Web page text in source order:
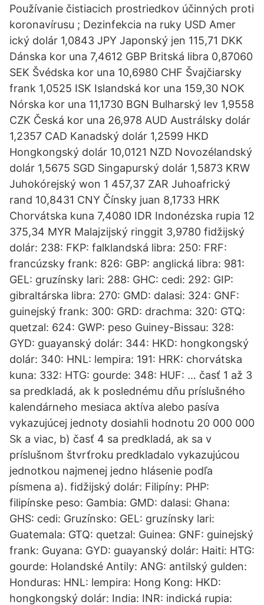
Používanie čistiacich prostriedkov účinných proti
koronavírusu ; Dezinfekcia na ruky USD Amer
ický dolár 1,0843 JPY Japonský jen 115,71 DKK
Dánska kor una 7,4612 GBP Britská libra 0,87060
SEK Švédska kor una 10,6980 CHF Švajčiarsky
frank 1,0525 ISK Islandská kor una 159,30 NOK
Nórska kor una 11,1730 BGN Bulharský lev 1,9558
CZK Česká kor una 26,978 AUD Austrálsky dolár
1,2357 CAD Kanadský dolár 1,2599 HKD
Hongkongský dolár 10,0121 NZD Novozélandský
dolár 1,5675 SGD Singapurský dolár 1,5873 KRW
Juhokórejský won 1 457,37 ZAR Juhoafrický
rand 10,8431 CNY Čínsky juan 8,1733 HRK
Chorvátska kuna 7,4080 IDR Indonézska rupia 12
375,34 MYR Malajzijský ringgit 3,9780 fidžijský
dolár: 238: FKP: falklandská libra: 250: FRF:
francúzsky frank: 826: GBP: anglická libra: 981:
GEL: gruzínsky lari: 288: GHC: cedi: 292: GIP:
gibraltárska libra: 270: GMD: dalasi: 324: GNF:
guinejský frank: 300: GRD: drachma: 320: GTQ:
quetzal: 624: GWP: peso Guiney-Bissau: 328:
GYD: guayanský dolár: 344: HKD: hongkongský
dolár: 340: HNL: lempira: 191: HRK: chorvátska
kuna: 332: HTG: gourde: 348: HUF: … časť 1 až 3
sa predkladá, ak k poslednému dňu príslušného
kalendárneho mesiaca aktíva alebo pasíva
vykazujúcej jednoty dosiahli hodnotu 20 000 000
Sk a viac, b) časť 4 sa predkladá, ak sa v
príslušnom štvrťroku predkladalo vykazujúcou
jednotkou najmenej jedno hlásenie podľa
písmena a). fidžijský dolár: Filipíny: PHP:
filipínske peso: Gambia: GMD: dalasi: Ghana:
GHS: cedi: Gruzínsko: GEL: gruzínsky lari:
Guatemala: GTQ: quetzal: Guinea: GNF: guinejský
frank: Guyana: GYD: guayanský dolár: Haiti: HTG:
gourde: Holandské Antily: ANG: antilský gulden:
Honduras: HNL: lempira: Hong Kong: HKD:
hongkongský dolár: India: INR: indická rupia: